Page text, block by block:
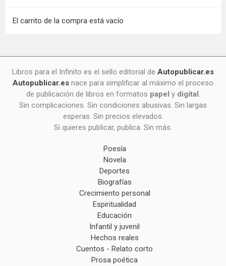
El carrito de la compra está vacío
Libros para el Infinito es el sello editorial de Autopublicar.es
Autopublicar.es nace para simplificar al máximo el proceso
de publicación de libros en formatos papel y digital.
Sin complicaciones. Sin condiciones abusivas. Sin largas
esperas. Sin precios elevados.
Si quieres publicar, publica. Sin más.
Poesía
Novela
Deportes
Biografías
Crecimiento personal
Espiritualidad
Educación
Infantil y juvenil
Hechos reales
Cuentos - Relato corto
Prosa poética